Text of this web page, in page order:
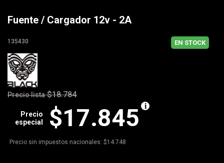
Fuente / Cargador 12v - 2A
135430 EN STOCK
Precio lista $18.784
$17.845
Precio
especial
Precio sin impuestos nacionales: $14.748